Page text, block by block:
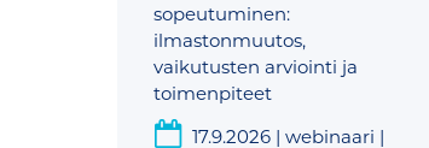
sopeutuminen:
ilmastonmuutos,
vaikutusten arviointi ja
toimenpiteet
17.9.2026| webinaari |